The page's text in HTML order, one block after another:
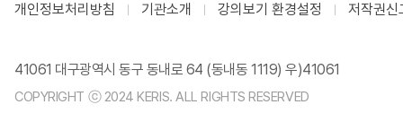
개인정보처리방침 기관소개 강의보기 환경설정 저작권신
41061 대구광역시 동구 동내로 64 (동내동 1119) 우)41061
COPYRIGHT ⓒ 2024 KERIS. ALL RIGHTS RESERVED